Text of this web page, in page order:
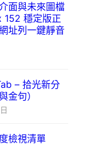
面與未來圖檔
152 穩定版正
址列一鍵靜音
– 拾光新分
金句）
檢視清單